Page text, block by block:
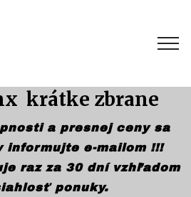
krátke zbrane
a presnej ceny sa
informujte e-mailom !!!
raz za 30 dní vzhľadom
ponuky.